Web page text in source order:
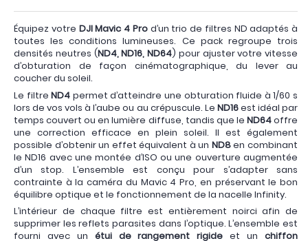
Équipez votre DJI Mavic 4 Prod’un trio de filtres ND adaptés à
toutes les conditions lumineuses. Ce pack regroupe trois
densités neutres (ND4, ND16, ND64) pour ajuster votre vitesse
d’obturation de façon cinématographique, du lever au
coucher du soleil.
Le filtreND4 permet d’atteindre une obturation fluide à 1/60 s
lors de vos vols à l’aube ou au crépuscule. Le ND16est idéal par
temps couvert ou en lumière diffuse, tandis que le ND64offre
une correction efficace en plein soleil. Il est également
possible d’obtenir un effet équivalent à un ND8en combinant
le ND16 avec une montée d’ISO ou une ouverture augmentée
d’un stop. L’ensemble est conçu pour s’adapter sans
contrainte à la caméra du Mavic 4 Pro, en préservant le bon
équilibre optique et le fonctionnement de la nacelle Infinity.
L’intérieur de chaque filtre est entièrement noirci afin de
supprimer les reflets parasites dans l’optique. L’ensemble est
fourni avec un étui de rangement rigide et unchiffon